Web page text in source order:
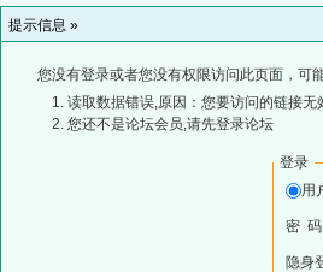
提示信息 »
您没有登录或者您没有权限访问此页面，可
读取数据错误,原因：您要访问的链接
您还不是论坛会员,请先登录论坛
登录
用
密 码
隐身